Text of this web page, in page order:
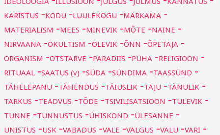
KARISTUS
KODU LUULEKOGU
MÄRKAMA
MATERIALISM
MEES MINEVIK MÕTE
NAINE
NIRVAANA
OKULTISM OLEVIK ÕNN
ÕPETAJA
ORGANISM
OTSTARVE PARADIIS PÜHA
RELIGIOON
RITUAAL
SAATUS (v) SÜDA SÜNDIMA
TAASSÜND
TÄHELEPANU
TÄHENDUS TÄIUSLIK TAJU
TÄNULIK
TARKUS
TEADVUS TÕDE TSIVILISATSIOON
TULEVIK
TUNNE
TUNNUSTUS ÜHISKOND
ÜLESANNE
UNISTUS
USK VABADUS VALE VALGUS VALU
VARI